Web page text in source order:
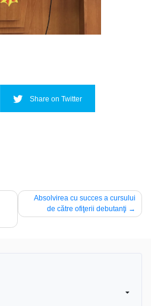
Share on Twitter
Absolvirea cu succes a cursului
de către ofiţerii debutanţi